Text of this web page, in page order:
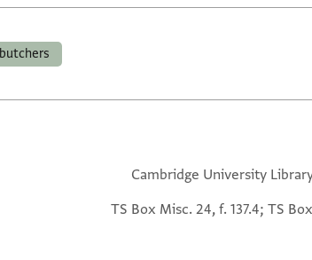
butchers
Cambridge University
TS Box Misc. 24, f. 137.4; TS